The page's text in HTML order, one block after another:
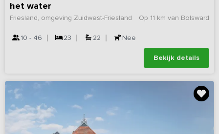
het water
Op 11 km van Bolsward
Friesland, omgeving Zuidwest-Friesland
10 - 46 23 22 Nee
Bekijk details